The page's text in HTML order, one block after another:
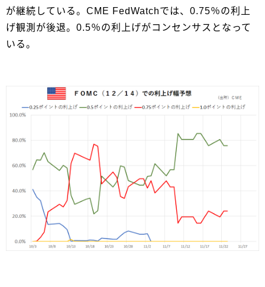
が継続している。CME FedWatchでは、0.75％の利上
げ観測が後退。0.5％の利上げがコンセンサスとなって
いる。